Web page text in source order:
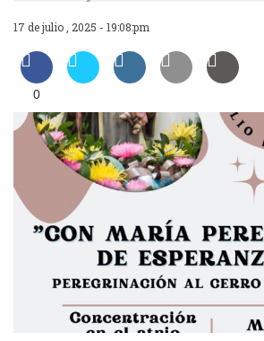
17 de julio , 2025 - 19:08:pm
0